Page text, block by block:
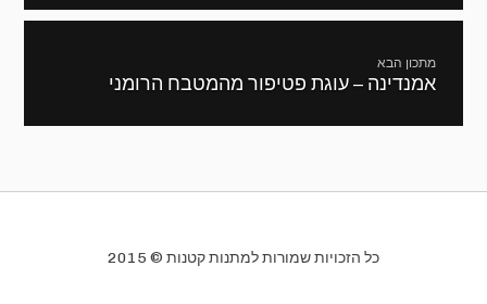
מתכון הבא
המתכון
אמנדינה – עוגת פטיפור מהמטבח הרומני
כל הזכויות שמורות למתנות קטנות © 2015